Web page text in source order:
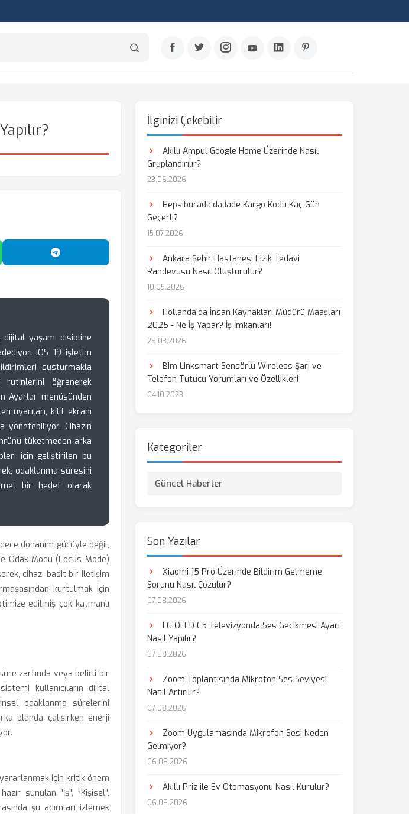
Paylaş Telegram'da Paylaş
dijital yaşamı disipline
iOS 19 işletim
susturmakla
rutinlerini öğrenerek
Ayarlar menüsünden
uyarıları, kilit ekranı
Cihazın
tüketmeden arka
için geliştirilen bu
odaklanma süresini
bir hedef olarak
donanım gücüyle değil,
Odak Modu (Focus Mode)
cihazı basit bir iletişim
kurtulmak için
edilmiş çok katmanlı
zarfında veya belirli bir
kullanıcıların dijital
odaklanma sürelerini
planda çalışırken enerji
için kritik önem
sunulan "İş", "Kişisel",
şu adımları izlemek
İlginizi Çekebilir
Akıllı Ampul Google Home Üzerinde Nasıl
Gruplandırılır?
23.06.2026
Hepsiburada'da İade Kargo Kodu Kaç Gün
Geçerli?
15.07.2026
Ankara Şehir Hastanesi Fizik Tedavi
Randevusu Nasıl Oluşturulur?
10.05.2026
Hollanda'da İnsan Kaynakları Müdürü Maaşları
2025 - Ne İş Yapar? İş İmkanları!
29.03.2026
Bim Linksmart Sensörlü Wireless Şarj ve
Telefon Tutucu Yorumları ve Özellikleri
04.10.2023
Kategoriler
Güncel Haberler
Son Yazılar
Xiaomi 15 Pro Üzerinde Bildirim Gelmeme
Sorunu Nasıl Çözülür?
07.08.2026
LG OLED C5 Televizyonda Ses Gecikmesi Ayarı
Nasıl Yapılır?
07.08.2026
Zoom Toplantısında Mikrofon Ses Seviyesi
Nasıl Artırılır?
07.08.2026
Zoom Uygulamasında Mikrofon Sesi Neden
Gelmiyor?
06.08.2026
Akıllı Priz ile Ev Otomasyonu Nasıl Kurulur?
06.08.2026